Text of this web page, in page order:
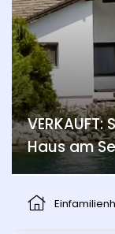
Haus am